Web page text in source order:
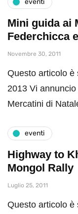
eventi
Mini guida ai
Federchicca
Novembre 30, 2011
Questo articolo è
2013 Vi annuncio
Mercatini di
eventi
Highway to
Mongol Rally
Luglio 25, 2011
Questo articolo è